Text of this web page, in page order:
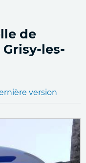
de
les-
version